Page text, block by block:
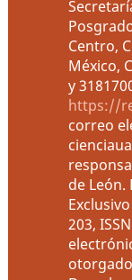
Centro,
México,
y
https://
correo
de León.
203,